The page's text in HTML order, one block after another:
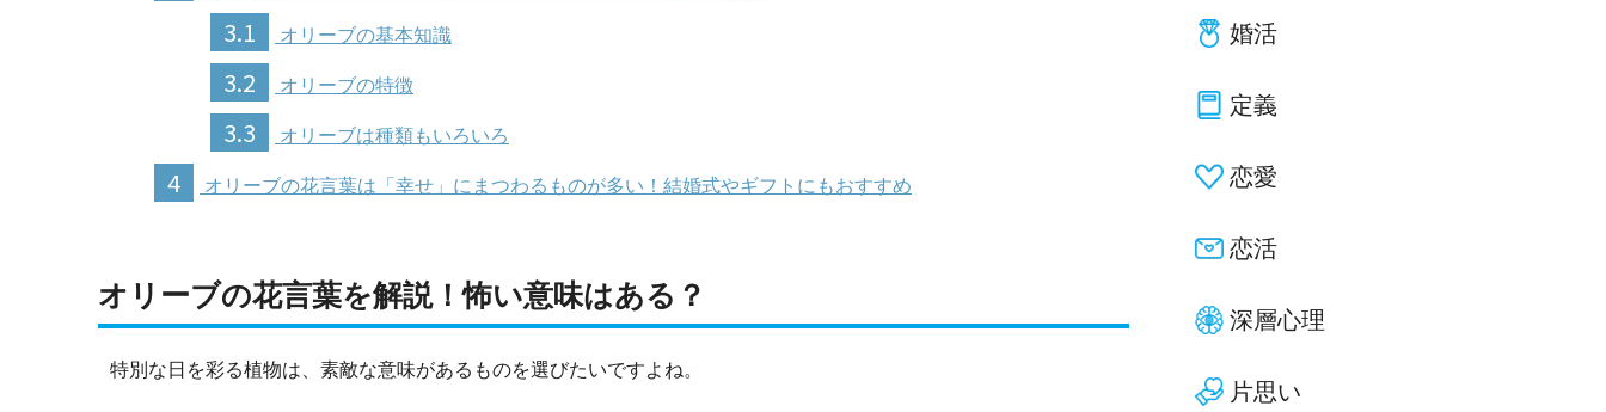
3.1 オリーブの基本知識
3.2 オリーブの特徴
3.3 オリーブは種類もいろいろ
4 オリーブの花言葉は「幸せ」にまつわるものが多い！結婚式やギフトにもおすすめ
オリーブの花言葉を解説！怖い意味はある？
特別な日を彩る植物は、素敵な意味があるものを選びたいですよね。
婚活
定義
恋愛
恋活
深層心理
片思い